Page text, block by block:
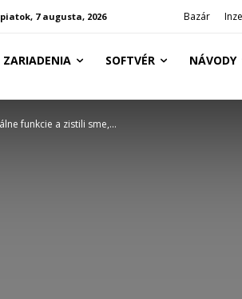
piatok, 7 augusta, 2026 Bazár
ZARIADENIA SOFTVÉR NÁVODY
funkcie a zistili sme,...